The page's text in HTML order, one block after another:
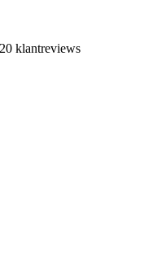
klantreviews